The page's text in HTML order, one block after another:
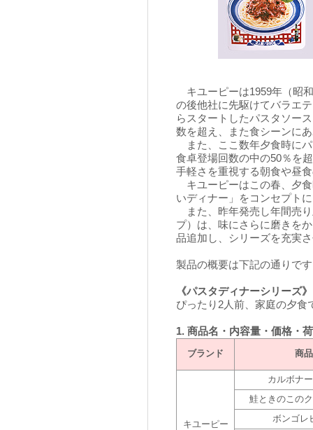
キユーピーは1959年（昭
の後他社に先駆けてバラエ
らスタートしたパスタソー
数を超え、また食シーンに
また、ここ数年夕食時に
食卓登場回数の中の50％を
手軽さを重視する朝食や昼
キユーピーはこの春、夕
いディナー」をコンセプト
また、昨年発売し年間売
プ）は、味にさらに磨きを
品追加し、シリーズを充実
製品の概要は下記の通りで
《パスタディナーシリーズ》
ぴったり2人前、家庭の夕食
1. 商品名・内容量・価格・
ブランド 商
キユーピー
カルボナ
鮭ときのこの
ボンゴレ